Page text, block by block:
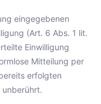
eingegebenen
(Art. 6 Abs. 1 lit.
Einwilligung
Mitteilung per
erfolgten